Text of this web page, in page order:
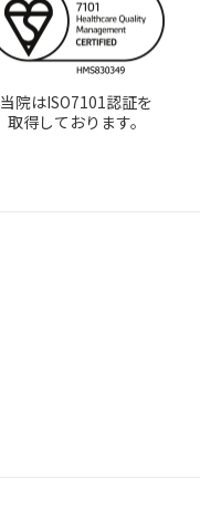
当院はISO7101認証を
取得しております。